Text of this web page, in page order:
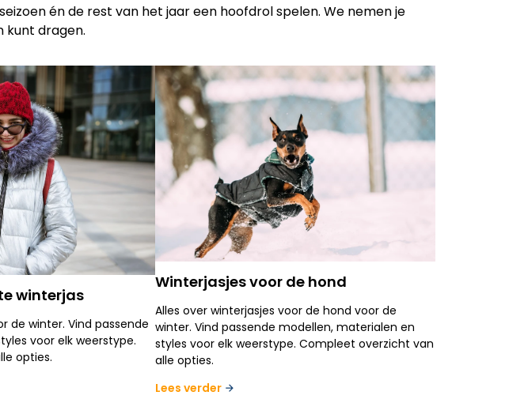
én de rest van het jaar een hoofdrol spelen. We nemen je
kunt dragen.
winterjas
de winter. Vind passende
voor elk weerstype.
opties.
Winterjasjes voor de hond
Alles over winterjasjes voor de hond voor de
winter. Vind passende modellen, materialen en
styles voor elk weerstype. Compleet overzicht van
alle opties.
Lees verder